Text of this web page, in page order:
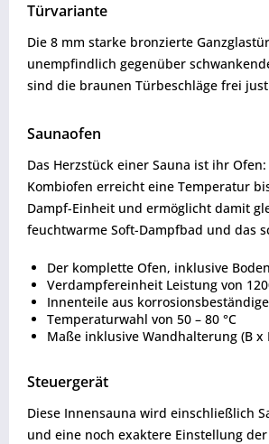
Türvariante
Die 8 mm starke bronzierte
unempfindlich gegenüber
sind die braunen Türbeschläge frei
Saunaofen
Das Herzstück einer Sauna ist ihr
Kombiofen erreicht eine Temperatur
Dampf-Einheit und ermöglicht damit
feuchtwarme Soft-Dampfbad und das
Der komplette Ofen, inklusive
Verdampfereinheit Leistung von
Innenteile aus
Temperaturwahl von 50 – 80 °C
Maße inklusive Wandhalterung (B x
Steuergerät
Diese Innensauna wird einschließlich
und eine noch exaktere Einstellung